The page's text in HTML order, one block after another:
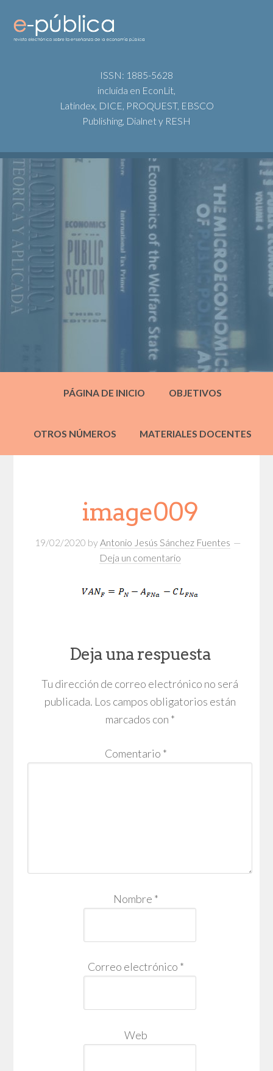
ISSN: 1885-5628
incluida en EconLit,
Latindex, DICE, PROQUEST, EBSCO
Publishing, Dialnet y RESH
PÁGINA DE INICIO OBJETIVOS
OTROS NÚMEROS MATERIALES DOCENTES
image009
19/02/2020 by Antonio Jesús Sánchez Fuentes
Deja un comentario
Deja una respuesta
Tu dirección de correo electrónico no será
publicada. Los campos obligatorios están
marcados con *
Comentario *
Nombre *
Correo electrónico *
Web